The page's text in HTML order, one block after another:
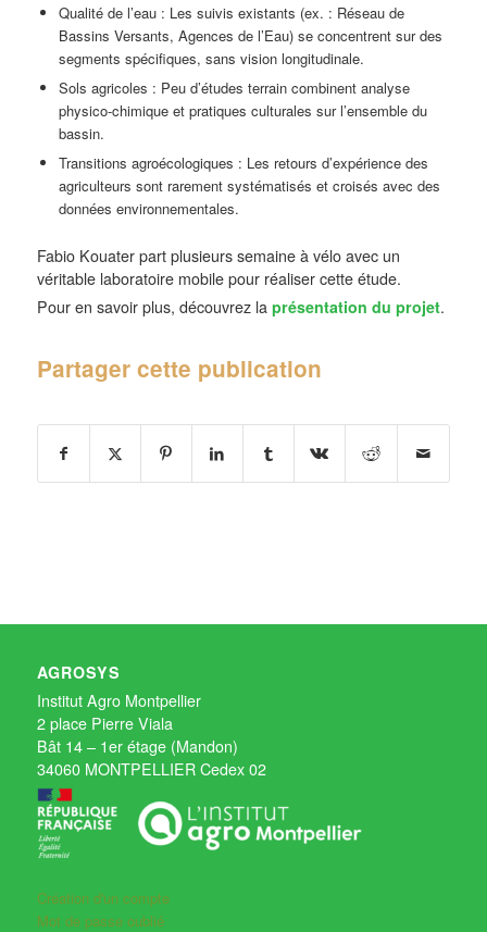
Qualité de l’eau : Les suivis existants (ex. : Réseau de
Bassins Versants, Agences de l’Eau) se concentrent sur des
segments spécifiques, sans vision longitudinale.
Sols agricoles : Peu d’études terrain combinent analyse
physico-chimique et pratiques culturales sur l’ensemble du
bassin.
Transitions agroécologiques : Les retours d’expérience des
agriculteurs sont rarement systématisés et croisés avec des
données environnementales.
Fabio Kouater part plusieurs semaine à vélo avec un
véritable laboratoire mobile pour réaliser cette étude.
Pour en savoir plus, découvrez la présentation du projet.
Partager cette publication
AGROSYS
Institut Agro Montpellier
2 place Pierre Viala
Bât 14 – 1er étage (Mandon)
34060 MONTPELLIER Cedex 02
Création d'un compte
Mot de passe oublié